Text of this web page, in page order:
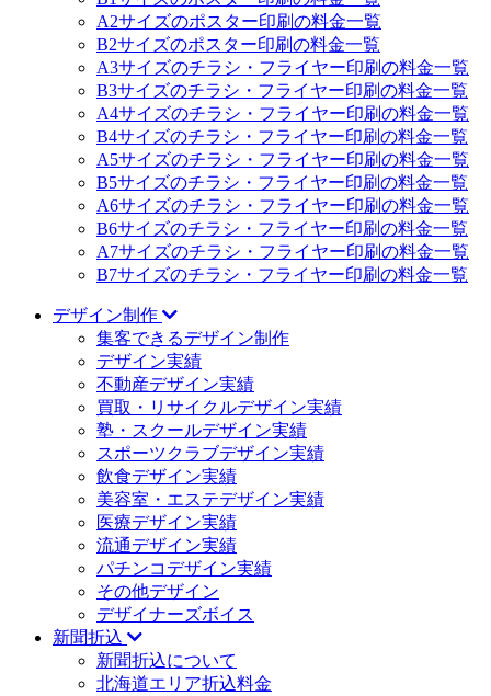
A2サイズのポスター印刷の料金一覧
B2サイズのポスター印刷の料金一覧
A3サイズのチラシ・フライヤー印刷の料金一覧
B3サイズのチラシ・フライヤー印刷の料金一覧
A4サイズのチラシ・フライヤー印刷の料金一覧
B4サイズのチラシ・フライヤー印刷の料金一覧
A5サイズのチラシ・フライヤー印刷の料金一覧
B5サイズのチラシ・フライヤー印刷の料金一覧
A6サイズのチラシ・フライヤー印刷の料金一覧
B6サイズのチラシ・フライヤー印刷の料金一覧
A7サイズのチラシ・フライヤー印刷の料金一覧
B7サイズのチラシ・フライヤー印刷の料金一覧
デザイン制作
集客できるデザイン制作
デザイン実績
不動産デザイン実績
買取・リサイクルデザイン実績
塾・スクールデザイン実績
スポーツクラブデザイン実績
飲食デザイン実績
美容室・エステデザイン実績
医療デザイン実績
流通デザイン実績
パチンコデザイン実績
その他デザイン
デザイナーズボイス
新聞折込
新聞折込について
北海道エリア折込料金